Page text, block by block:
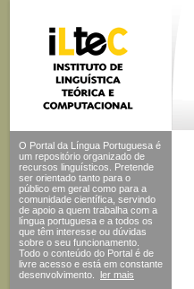
O Portal da Língua Portuguesa é
um repositório organizado de
recursos linguísticos. Pretende
ser orientado tanto para o
público em geral como para a
comunidade científica, servindo
de apoio a quem trabalha com a
língua portuguesa e a todos os
que têm interesse ou dúvidas
sobre o seu funcionamento.
Todo o conteúdo do Portal é de
livre acesso e está em constante
desenvolvimento.
ler mais